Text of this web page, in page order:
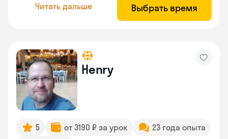
Читать дальше Выбрать время
Henry
5 от 3190 ₽ за урок
23 года опыта